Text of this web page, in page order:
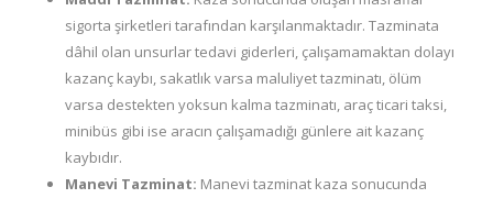
sigorta şirketleri tarafından karşılanmaktadır. Tazminata
dâhil olan unsurlar tedavi giderleri, çalışamamaktan dolayı
kazanç kaybı, sakatlık varsa maluliyet tazminatı, ölüm
varsa destekten yoksun kalma tazminatı, araç ticari taksi,
minibüs gibi ise aracın çalışamadığı günlere ait kazanç
kaybıdır.
Manevi Tazminat: Manevi tazminat kaza sonucunda